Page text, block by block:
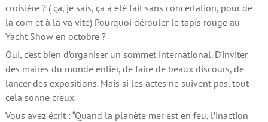
croisière ? ( ça, je sais, ça a été fait sans concertation, pour de
la com et à la va vite) Pourquoi dérouler le tapis rouge au
Yacht Show en octobre ?
Oui, c’est bien d’organiser un sommet international. D’inviter
des maires du monde entier, de faire de beaux discours, de
lancer des expositions. Mais si les actes ne suivent pas, tout
cela sonne creux.
Vous avez écrit : “Quand la planète mer est en feu, l’inaction